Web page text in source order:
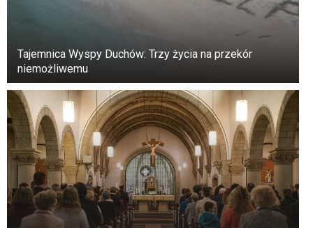
Tajemnica Wyspy Duchów: Trzy życia na przekór
niemożliwemu